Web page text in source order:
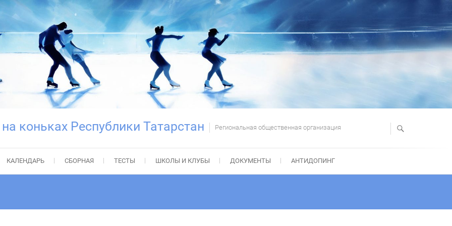
коньках Республики Татарстан Региональная общественная организация
КАЛЕНДАРЬ СБОРНАЯ ТЕСТЫ ШКОЛЫ И КЛУБЫ ДОКУМЕНТЫ АНТИДОПИНГ